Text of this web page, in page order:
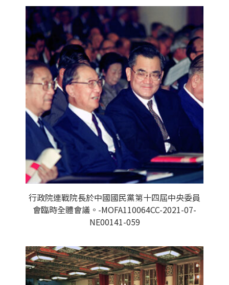
行政院連戰院長於中國國民黨第十四屆中央委員
會臨時全體會議。-MOFA110064CC-2021-07-
NE00141-059